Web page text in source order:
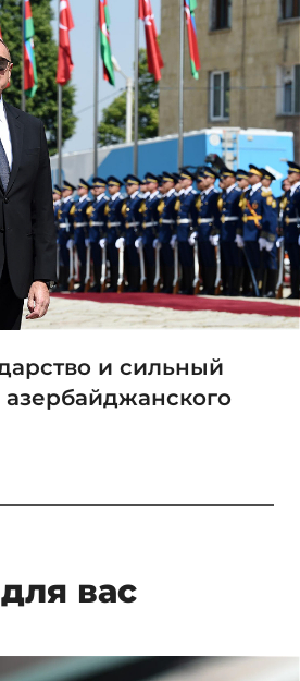
и сильный
вас